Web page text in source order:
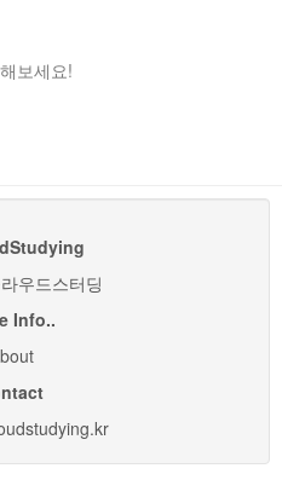
보세요!
우드스터딩
Info..